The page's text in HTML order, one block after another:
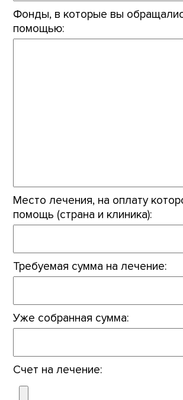
Фонды, в которые вы
помощью:
Место лечения, на оплату
помощь (страна и клиника):
Требуемая сумма на лечение:
Уже собранная сумма:
Счет на лечение: